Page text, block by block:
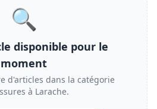
🔍
disponible pour le
moment
d'articles dans la catégorie
à Larache.